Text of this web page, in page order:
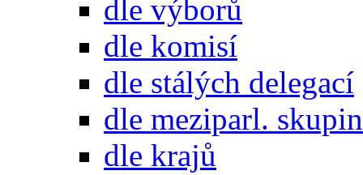
dle výborů
dle komisí
dle stálých delegací
dle meziparl. skupin
dle krajů